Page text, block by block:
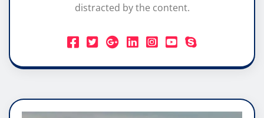
distracted by the content.